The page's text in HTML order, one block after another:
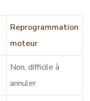
Reprogrammation
moteur
Non, difficile à
annuler